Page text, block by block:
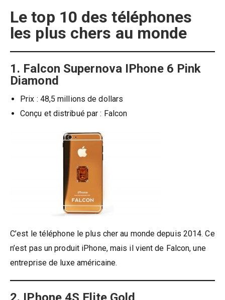
Le top 10 des téléphones
les plus chers au monde
1. Falcon Supernova IPhone 6 Pink
Diamond
Prix : 48,5 millions de dollars
Conçu et distribué par : Falcon
C’est le téléphone le plus cher au monde depuis 2014. Ce
n’est pas un produit iPhone, mais il vient de Falcon, une
entreprise de luxe américaine.